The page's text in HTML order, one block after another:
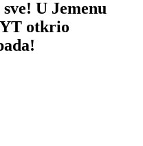
U Jemenu
otkrio